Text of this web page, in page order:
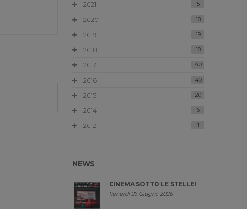
2021 5
2020 18
2019 19
2018 18
2017 40
2016 40
2015 20
2014 6
2012 1
NEWS
CINEMA SOTTO LE STELLE!
Venerdi 26 Giugno 2026